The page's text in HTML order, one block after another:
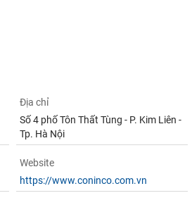
Địa chỉ
Số 4 phố Tôn Thất Tùng - P. Kim Liên -
Tp. Hà Nội
Website
https://www.coninco.com.vn